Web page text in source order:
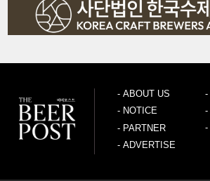
- ABOUT US
- NOTICE
-
-
-
- PARTNER
- ADVERTISE